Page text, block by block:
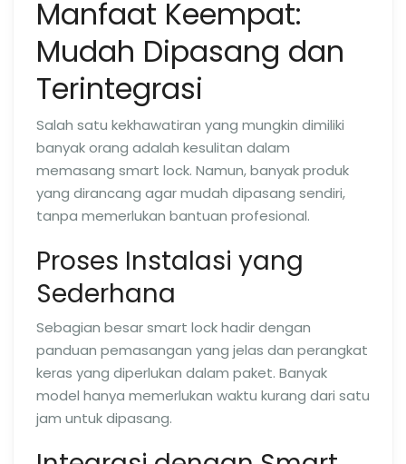
Manfaat Keempat:
Mudah Dipasang dan
Terintegrasi
Salah satu kekhawatiran yang mungkin dimiliki
banyak orang adalah kesulitan dalam
memasang smart lock. Namun, banyak produk
yang dirancang agar mudah dipasang sendiri,
tanpa memerlukan bantuan profesional.
Proses Instalasi yang
Sederhana
Sebagian besar smart lock hadir dengan
panduan pemasangan yang jelas dan perangkat
keras yang diperlukan dalam paket. Banyak
model hanya memerlukan waktu kurang dari satu
jam untuk dipasang.